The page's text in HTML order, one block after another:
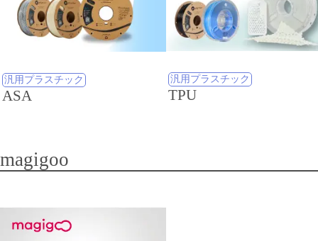
汎用プラスチック
ASA
汎用プラスチック
TPU
magigoo